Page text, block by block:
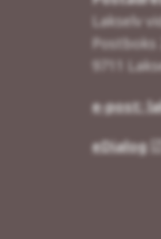
Lakselv
Postboks
9711
e-post:
eDialog